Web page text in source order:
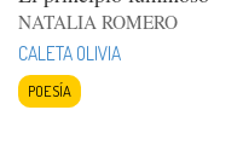
NATALIA ROMERO
CALETA OLIVIA
POESÍA